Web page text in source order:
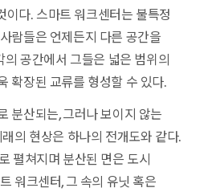
이다. 스마트 워크센터는 불특정
람들은 언제든지 다른 공간을
공간에서 그들은 넓은 범위의
확장된 교류를 형성할 수 있다.
분산되는, 그러나 보이지 않는
의 현상은 하나의 전개도와 같다.
펼쳐지며 분산된 면은 도시
워크센터, 그 속의 유닛 혹은